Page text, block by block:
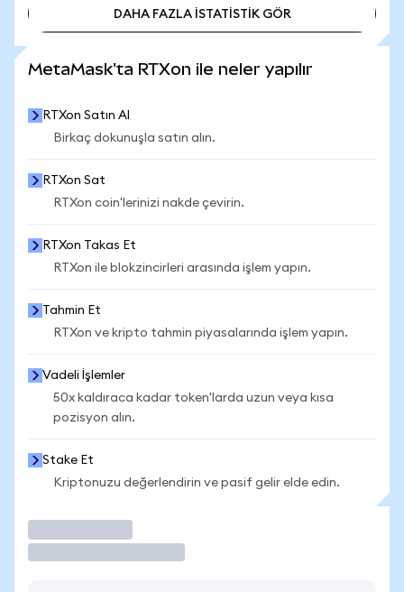
DAHA FAZLA İSTATİSTİK GÖR
MetaMask'ta RTXon ile neler yapılır
RTXon Satın Al
Birkaç dokunuşla satın alın.
RTXon Sat
RTXon coin'lerinizi nakde çevirin.
RTXon Takas Et
RTXon ile blokzincirleri arasında işlem yapın.
Tahmin Et
RTXon ve kripto tahmin piyasalarında işlem yapın.
Vadeli İşlemler
50x kaldıraca kadar token'larda uzun veya kısa
pozisyon alın.
Stake Et
Kriptonuzu değerlendirin ve pasif gelir elde edin.